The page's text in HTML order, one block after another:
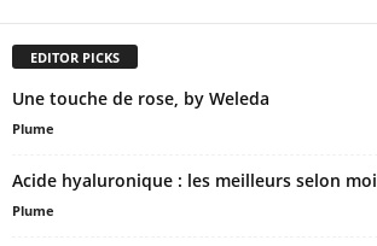
EDITOR PICKS
Une touche de rose, by Weleda
Plume
Acide hyaluronique : les meilleurs selon moi
Plume